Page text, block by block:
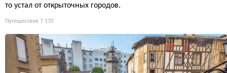
то устал от открыточных городов.
Путешествия 7 135